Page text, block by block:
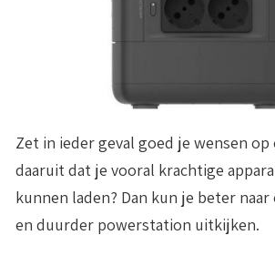
Zet in ieder geval goed je wensen
daaruit dat je vooral krachtige
kunnen laden? Dan kun je beter
en duurder powerstation uitkijken.